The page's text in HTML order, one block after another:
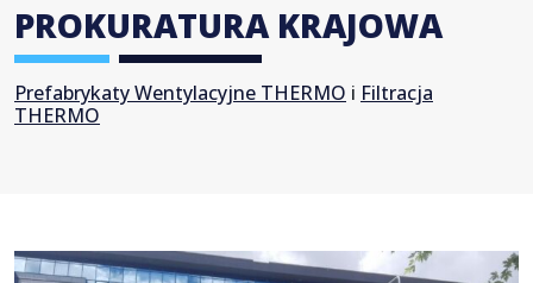
PROKURATURA KRAJOWA
Prefabrykaty Wentylacyjne THERMO i Filtracja
THERMO